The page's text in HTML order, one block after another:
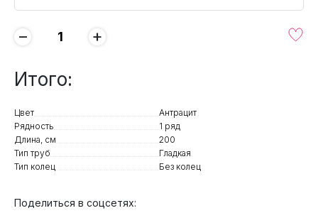
− +
Итого:
Цвет
Антрацит
Рядность
1 ряд
Длина, см
200
Тип труб
Гладкая
Тип колец
Без колец
Поделиться в соцсетях: